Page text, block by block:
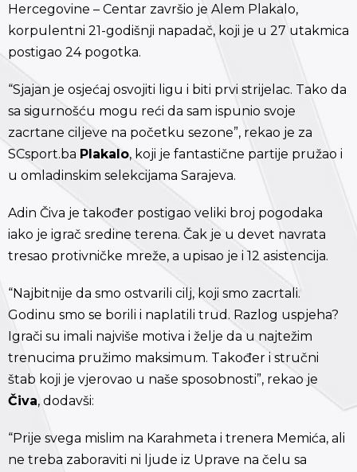
Hercegovine – Centar završio je Alem Plakalo,
korpulentni 21-godišnji napadač, koji je u 27 utakmica
postigao 24 pogotka.
“Sjajan je osjećaj osvojiti ligu i biti prvi strijelac. Tako da
sa sigurnošću mogu reći da sam ispunio svoje
zacrtane ciljeve na početku sezone”, rekao je za
SCsport.ba Plakalo, koji je fantastične partije pružao i
u omladinskim selekcijama Sarajeva.
Adin Čiva je također postigao veliki broj pogodaka
iako je igrač sredine terena. Čak je u devet navrata
tresao protivničke mreže, a upisao je i 12 asistencija.
“Najbitnije da smo ostvarili cilj, koji smo zacrtali.
Godinu smo se borili i naplatili trud. Razlog uspjeha?
Igrači su imali najviše motiva i želje da u najtežim
trenucima pružimo maksimum. Također i stručni
štab koji je vjerovao u naše sposobnosti”, rekao je
Čiva, dodavši:
“Prije svega mislim na Karahmeta i trenera Memića, ali
ne treba zaboraviti ni ljude iz Uprave na čelu sa